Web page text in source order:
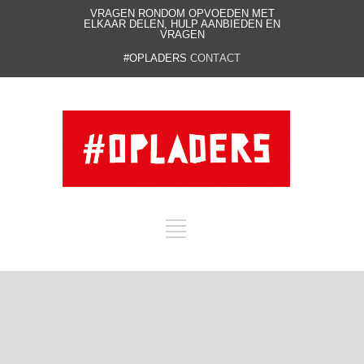
VRAGEN RONDOM OPVOEDEN MET
ELKAAR DELEN, HULP AANBIEDEN EN
VRAGEN
#OPLADERS CONTACT